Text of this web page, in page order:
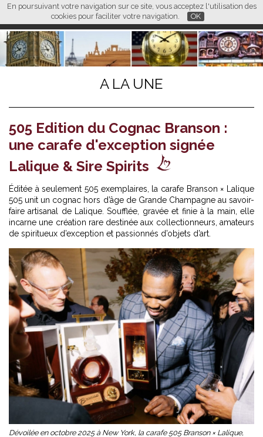
En poursuivant votre navigation sur ce site, vous acceptez l'utilisation des
cookies pour faciliter votre navigation.
OK
FR EN CN
L M
A LA UNE
505 Edition du Cognac Branson :
une carafe d'exception signée
Lalique & Sire Spirits
Éditée à seulement 505 exemplaires, la carafe Branson × Lalique
505 unit un cognac hors d’âge de Grande Champagne au savoir-
faire artisanal de Lalique. Soufflée, gravée et finie à la main, elle
incarne une création rare destinée aux collectionneurs, amateurs
de spiritueux d’exception et passionnés d’objets d’art.
Dévoilée en octobre 2025 à New York, la carafe 505 Branson × Lalique,